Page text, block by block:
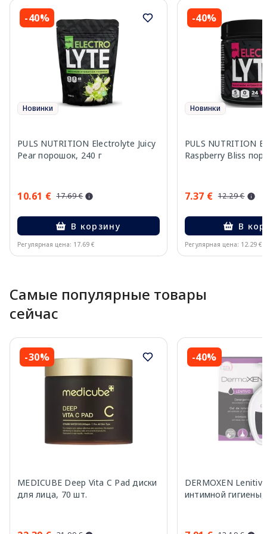
-40%
Новинки
PULS NUTRITION Electrolyte Juicy
Pear порошок, 240 г
10.61 € 17.69 €
В корзину
Регулярная цена: 17.69 €
-40%
Новинки
PULS NUTRITION
Raspberry Bliss
7.37 € 12.29 €
В
Регулярная цена: 12.29 €
Самые популярные товары
сейчас
-30%
MEDICUBE Deep Vita C Pad диски
для лица, 70 шт.
-40%
DERMOXEN
интимной